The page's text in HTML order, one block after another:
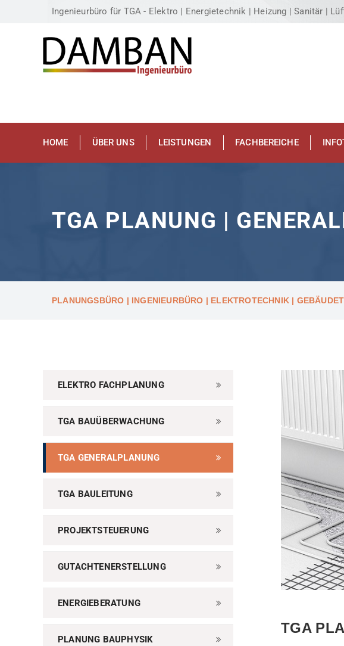
Ingenieurbüro für TGA - Elektro | Energietechnik | Heizung | Sanitär |
HOME ÜBER UNS LEISTUNGEN FACHBEREICHE
TGA PLANUNG |
PLANUNGSBÜRO | INGENIEURBÜRO | ELEKTROTECHNIK |
ELEKTRO FACHPLANUNG
TGA BAUÜBERWACHUNG
TGA GENERALPLANUNG
TGA BAULEITUNG
PROJEKTSTEUERUNG
GUTACHTENERSTELLUNG
ENERGIEBERATUNG
PLANUNG BAUPHYSIK
TGA